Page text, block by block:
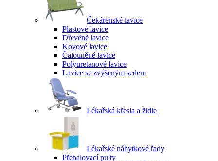
Čekárenské lavice
Plastové lavice
Dřevěné lavice
Kovové lavice
Čalouněné lavice
Polyuretanové lavice
Lavice se zvýšeným sedem
Lékařská křesla a židle
Lékařské nábytkové řady
Přebalovací pulty